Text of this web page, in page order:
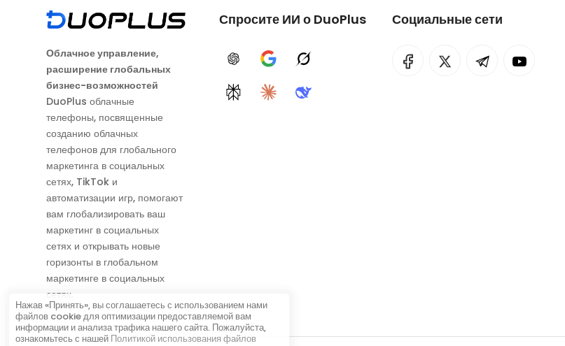
Облачное управление,
расширение глобальных
бизнес-возможностей
DuoPlus облачные
телефоны, посвященные
созданию облачных
телефонов для глобального
маркетинга в социальных
сетях, TikTok и
автоматизации игр, помогают
вам глобализировать ваш
маркетинг в социальных
сетях и открывать новые
горизонты в глобальном
маркетинге в социальных
сетях.
Спросите ИИ о DuoPlus
ChatGPTGoogle AIGrok
PerplexityClaudeDeepSeek
Социальные сети
Нажав «Принять», вы соглашаетесь с использованием нами
файлов cookie для оптимизации предоставляемой вам
информации и анализа трафика нашего сайта. Пожалуйста,
ознакомьтесь с нашей Политикой использования файлов